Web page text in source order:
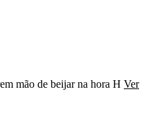
mão de beijar na hora H Ver